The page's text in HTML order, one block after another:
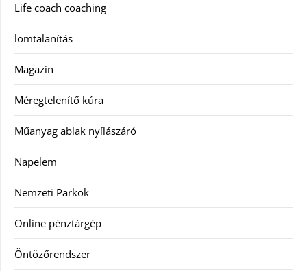
Life coach coaching
lomtalanítás
Magazin
Méregtelenítő kúra
Műanyag ablak nyílászáró
Napelem
Nemzeti Parkok
Online pénztárgép
Öntözőrendszer